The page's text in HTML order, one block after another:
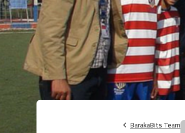
BarakaBits Team